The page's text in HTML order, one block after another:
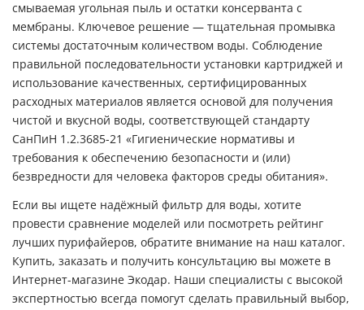
смываемая угольная пыль и остатки консерванта с
мембраны. Ключевое решение — тщательная промывка
системы достаточным количеством воды. Соблюдение
правильной последовательности установки картриджей и
использование качественных, сертифицированных
расходных материалов является основой для получения
чистой и вкусной воды, соответствующей стандарту
СанПиН 1.2.3685-21 «Гигиенические нормативы и
требования к обеспечению безопасности и (или)
безвредности для человека факторов среды обитания».
Если вы ищете надёжный фильтр для воды, хотите
провести сравнение моделей или посмотреть рейтинг
лучших пурифайеров, обратите внимание на наш каталог.
Купить, заказать и получить консультацию вы можете в
Интернет-магазине Экодар. Наши специалисты с высокой
экспертностью всегда помогут сделать правильный выбор,